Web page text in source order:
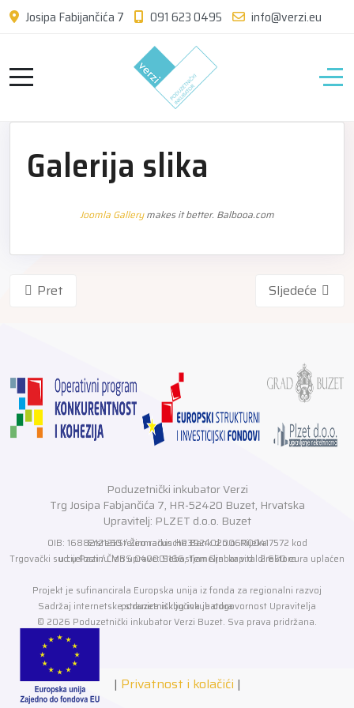
Josipa Fabijančića 7 091 623 0495 info@verzi.eu
Galerija slika
Joomla Gallerymakes it better. Balbooa.com
Pret Sljedeće
Poduzetnički inkubator Verzi
Trg Josipa Fabjančića 7, HR-52420 Buzet, Hrvatska
Upravitelj: PLZET d.o.o. Buzet
OIB: 16882121210 / Žiro račun HR3924020061100417572 kod Erste&Steiermarkische Bank d.o.o. Rijeka
Trgovački sud u Pazinu MBS 040001166, Temeljni kapital 2.650 eura uplaćen u cijelosti / Član uprave: Sebastjan Grabar v.d. direktora
Projekt je sufinancirala Europska unija iz fonda za regionalni razvoj
Sadržaj internetske stranice isključiva je odgovornost Upravitelja poduzetničkog inkubatora
© 2026 Poduzetnički inkubator Verzi Buzet. Sva prava pridržana.
| Privatnost i kolačići |